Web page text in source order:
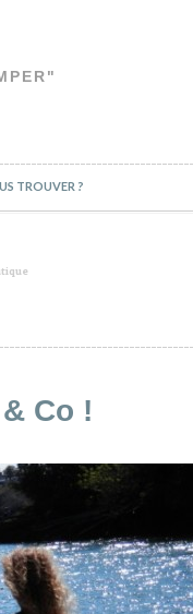
TROUVER ?
Co !